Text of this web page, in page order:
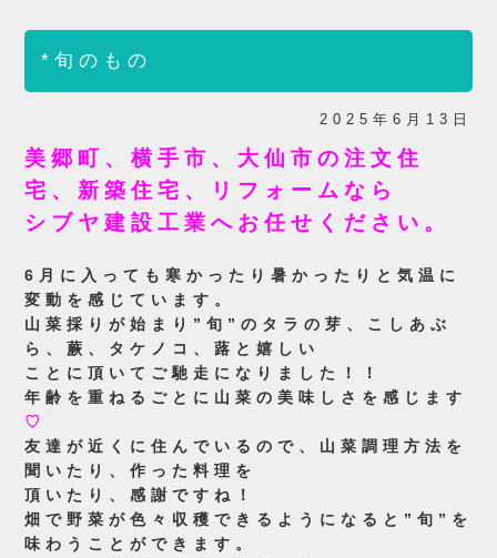
*旬のもの
2025年6月13日
美郷町、横手市、大仙市の注文住
宅、新築住宅、リフォームなら
シブヤ建設工業へお任せください。
6月に入っても寒かったり暑かったりと気温に
変動を感じています。
山菜採りが始まり”旬”のタラの芽、こしあぶ
ら、蕨、タケノコ、蕗と嬉しい
ことに頂いてご馳走になりました！！
年齢を重ねるごとに山菜の美味しさを感じます
♡
友達が近くに住んでいるので、山菜調理方法を
聞いたり、作った料理を
頂いたり、感謝ですね！
畑で野菜が色々収穫できるようになると”旬”を
味わうことができます。